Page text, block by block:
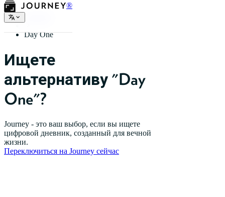
®
Главная
Day One
Ищете
альтернативу "Day
One"?
Journey - это ваш выбор, если вы ищете
цифровой дневник, созданный для вечной
жизни.
Переключиться на Journey сейчас